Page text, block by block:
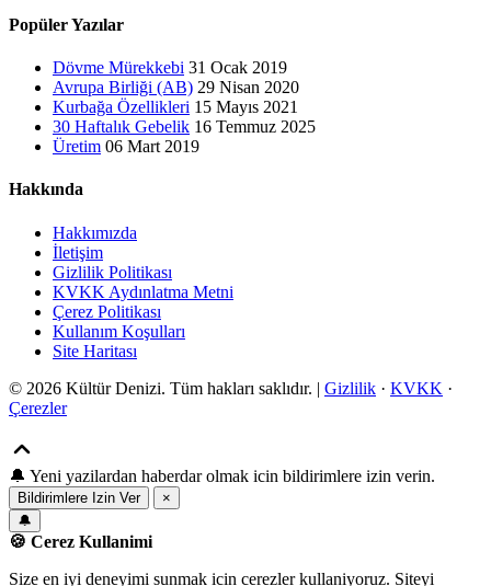
Popüler Yazılar
Dövme Mürekkebi 31 Ocak 2019
Avrupa Birliği (AB) 29 Nisan 2020
Kurbağa Özellikleri 15 Mayıs 2021
30 Haftalık Gebelik 16 Temmuz 2025
Üretim 06 Mart 2019
Hakkında
Hakkımızda
İletişim
Gizlilik Politikası
KVKK Aydınlatma Metni
Çerez Politikası
Kullanım Koşulları
Site Haritası
© 2026 Kültür Denizi. Tüm hakları saklıdır. | Gizlilik · KVKK ·
Çerezler
🔔 Yeni yazilardan haberdar olmak icin bildirimlere izin verin.
Bildirimlere Izin Ver
×
🔔
🍪 Cerez Kullanimi
Size en iyi deneyimi sunmak icin cerezler kullaniyoruz. Siteyi